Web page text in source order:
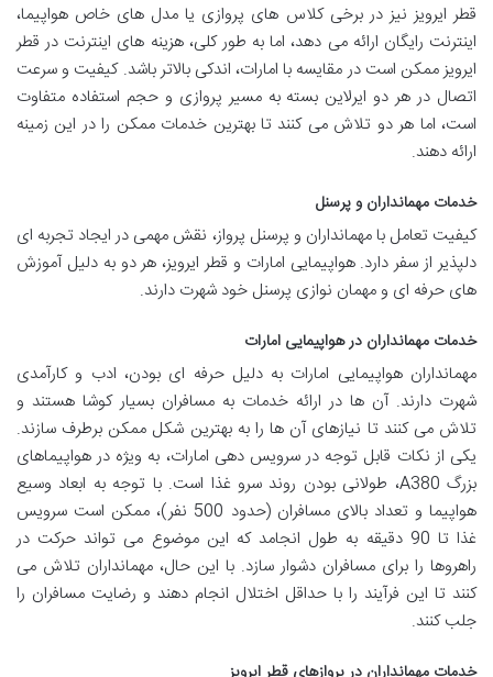
قطر ایرویز نیز در برخی کلاس های پروازی یا مدل های خاص هواپیما،
اینترنت رایگان ارائه می دهد، اما به طور کلی، هزینه های اینترنت در قطر
ایرویز ممکن است در مقایسه با امارات، اندکی بالاتر باشد. کیفیت و سرعت
اتصال در هر دو ایرلاین بسته به مسیر پروازی و حجم استفاده متفاوت
است، اما هر دو تلاش می کنند تا بهترین خدمات ممکن را در این زمینه
ارائه دهند.
خدمات مهمانداران و پرسنل
کیفیت تعامل با مهمانداران و پرسنل پرواز، نقش مهمی در ایجاد تجربه ای
دلپذیر از سفر دارد. هواپیمایی امارات و قطر ایرویز، هر دو به دلیل آموزش
های حرفه ای و مهمان نوازی پرسنل خود شهرت دارند.
خدمات مهمانداران در هواپیمایی امارات
مهمانداران هواپیمایی امارات به دلیل حرفه ای بودن، ادب و کارآمدی
شهرت دارند. آن ها در ارائه خدمات به مسافران بسیار کوشا هستند و
تلاش می کنند تا نیازهای آن ها را به بهترین شکل ممکن برطرف سازند.
یکی از نکات قابل توجه در سرویس دهی امارات، به ویژه در هواپیماهای
بزرگ A380، طولانی بودن روند سرو غذا است. با توجه به ابعاد وسیع
هواپیما و تعداد بالای مسافران (حدود 500 نفر)، ممکن است سرویس
غذا تا 90 دقیقه به طول انجامد که این موضوع می تواند حرکت در
راهروها را برای مسافران دشوار سازد. با این حال، مهمانداران تلاش می
کنند تا این فرآیند را با حداقل اختلال انجام دهند و رضایت مسافران را
جلب کنند.